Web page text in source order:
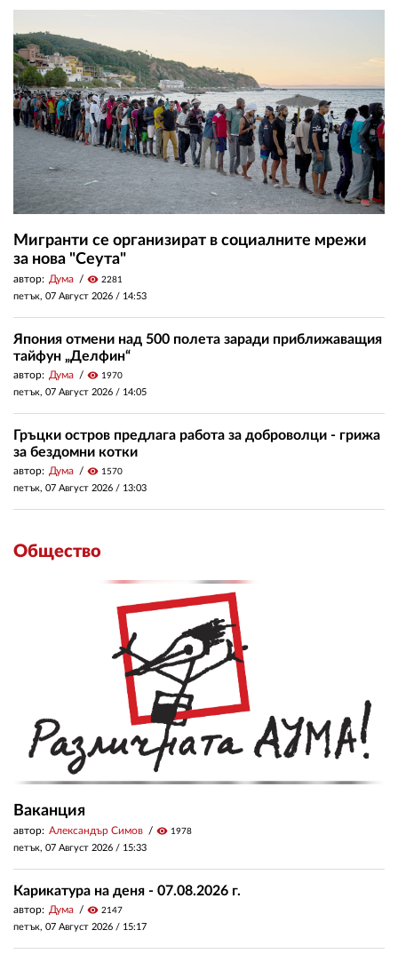
Мигранти се организират в социалните мрежи
за нова "Сеута"
автор: Дума visibility 2281
петък, 07 Август 2026 / 14:53
Япония отмени над 500 полета заради приближаващия
тайфун „Делфин“
автор: Дума visibility 1970
петък, 07 Август 2026 / 14:05
Гръцки остров предлага работа за доброволци - грижа
за бездомни котки
автор: Дума visibility 1570
петък, 07 Август 2026 / 13:03
Общество
Ваканция
автор: Александър Симов visibility 1978
петък, 07 Август 2026 / 15:33
Карикатура на деня - 07.08.2026 г.
автор: Дума visibility 2147
петък, 07 Август 2026 / 15:17